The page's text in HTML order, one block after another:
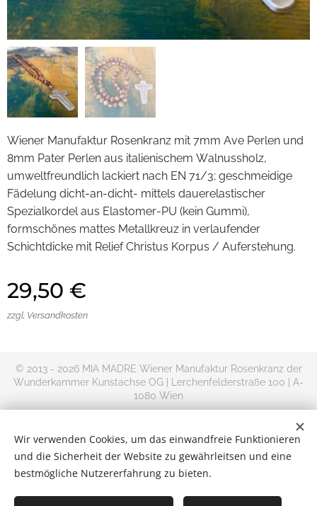
Wiener Manufaktur Rosenkranz mit 7mm Ave Perlen und
8mm Pater Perlen aus italienischem Walnussholz,
umweltfreundlich lackiert nach EN 71/3; geschmeidige
Fädelung dicht-an-dicht- mittels dauerelastischer
Spezialkordel aus Elastomer-PU (kein Gummi),
formschönes mattes Metallkreuz in verlaufender
Schichtdicke mit Relief Christus Korpus / Auferstehung.
29,50 €
zzgl. Versandkosten
© 2013 - 2026 MIA MADRE Wiener Manufaktur Rosenkranz der
Wunderkammer Kunstachse OG | Lerchenfelderstraße 100 | A-
1080 Wien
Rosenkranz kaufen im Online Shop | Versand Deutschland,
Österreich und Rest-Europa
Kontakt | Impressum|Allgemeine
Geschäftsbedingungen| Datenschutzerklärung
Cookies
Wir verwenden Cookies, um das einwandfreie Funktionieren
und die Sicherheit der Website zu gewährleitsen und eine
bestmögliche Nutzererfahrung zu bieten.